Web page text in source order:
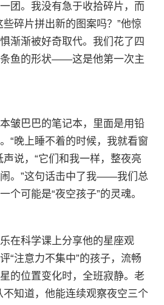
团。我没有急于收拾碎片，而
些碎片拼出新的图案吗？”他惊
渐渐被好奇取代。我们花了四
鱼的形状——这是他第一次主
皱巴巴的笔记本，里面是用铅
“晚上睡不着的时候，我就看窗
声说，“它们和我一样，整夜亮
。”这句话击中了我——我们总
个可能是“夜空孩子”的灵魂。
在科学课上分享他的星座观
“注意力不集中”的孩子，流畅
的位置变化时，全班寂静。老
不知道，他能连续观察夜空三个